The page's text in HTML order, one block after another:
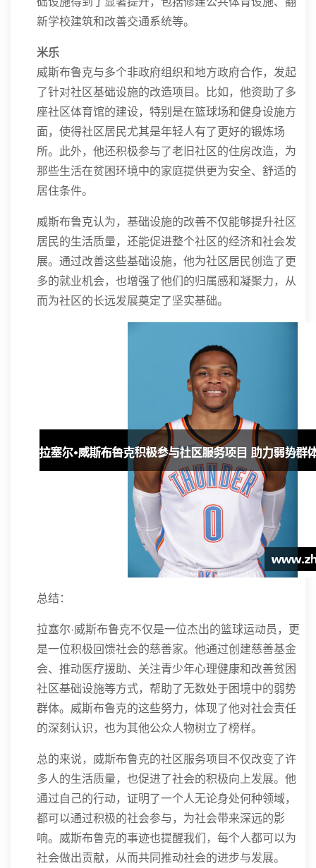
新学校建筑和改善交通系统等。
米乐
威斯布鲁克与多个非政府组织和地方政府合作，发起
了针对社区基础设施的改造项目。比如，他资助了多
座社区体育馆的建设，特别是在篮球场和健身设施方
面，使得社区居民尤其是年轻人有了更好的锻炼场
所。此外，他还积极参与了老旧社区的住房改造，为
那些生活在贫困环境中的家庭提供更为安全、舒适的
居住条件。
威斯布鲁克认为，基础设施的改善不仅能够提升社区
居民的生活质量，还能促进整个社区的经济和社会发
展。通过改善这些基础设施，他为社区居民创造了更
多的就业机会，也增强了他们的归属感和凝聚力，从
而为社区的长远发展奠定了坚实基础。
总结：
拉塞尔·威斯布鲁克不仅是一位杰出的篮球运动员，更
是一位积极回馈社会的慈善家。他通过创建慈善基金
会、推动医疗援助、关注青少年心理健康和改善贫困
社区基础设施等方式，帮助了无数处于困境中的弱势
群体。威斯布鲁克的这些努力，体现了他对社会责任
的深刻认识，也为其他公众人物树立了榜样。
总的来说，威斯布鲁克的社区服务项目不仅改变了许
多人的生活质量，也促进了社会的积极向上发展。他
通过自己的行动，证明了一个人无论身处何种领域，
都可以通过积极的社会参与，为社会带来深远的影
响。威斯布鲁克的事迹也提醒我们，每个人都可以为
社会做出贡献，从而共同推动社会的进步与发展。